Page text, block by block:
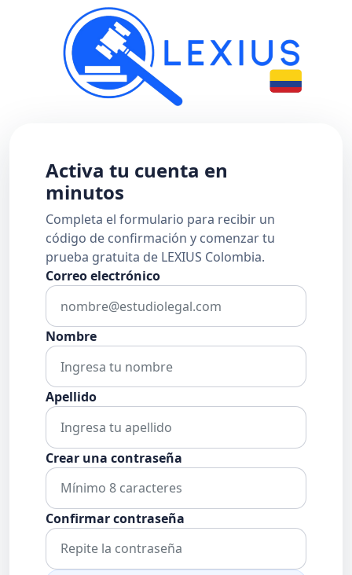
Activa tu cuenta en
minutos
Completa el formulario para recibir un
código de confirmación y comenzar tu
prueba gratuita de LEXIUS Colombia.
Correo electrónico
Nombre
Apellido
Crear una contraseña
Confirmar contraseña